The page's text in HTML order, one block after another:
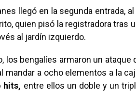
llegó en la segunda entrada,
quien pisó la registradora tras
al jardín izquierdo.
los bengalíes armaron un ataque
mandar a ocho elementos a la
hits, entre ellos un doble y un